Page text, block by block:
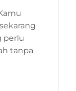
perlu
tanpa